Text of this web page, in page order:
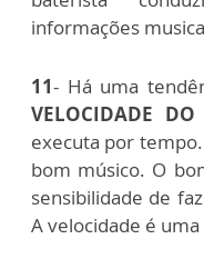
informações
11- Há uma
VELOCIDADE DO
executa por
bom músico. O
sensibilidade de
A velocidade é